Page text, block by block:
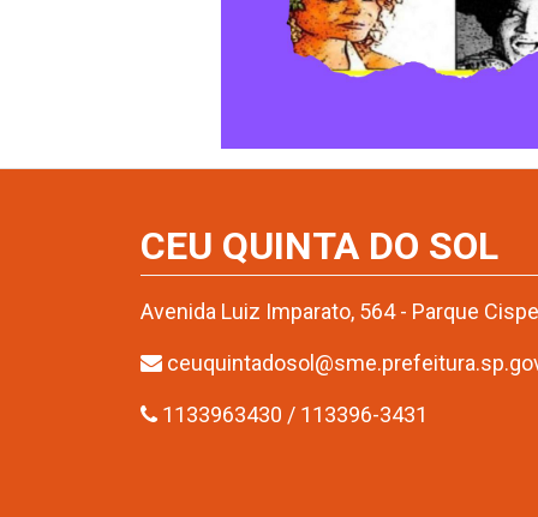
CEU QUINTA DO SOL
Avenida Luiz Imparato, 564 - Parque
1133963430 / 113396-3431